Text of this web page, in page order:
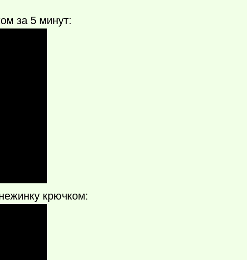
за 5 минут:
крючком: